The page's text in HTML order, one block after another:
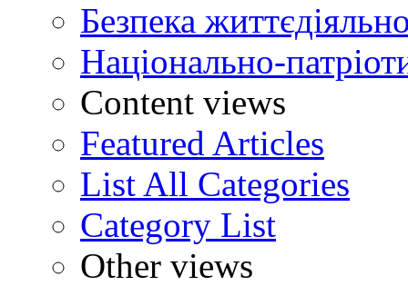
Безпека
Національно-
Content views
Featured Articles
List All Categories
Category List
Other views